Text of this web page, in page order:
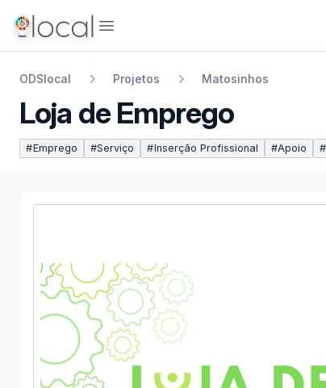
Abrir menu
ODSlocal Projetos Matosinhos
Loja de Emprego
#Emprego #Serviço #Inserção Profissional #Apoio #